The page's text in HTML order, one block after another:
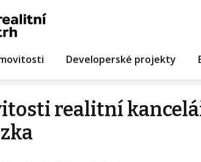
Developerské projekty
realitní